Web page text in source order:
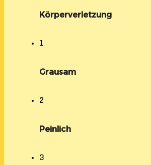
Körperverletzung
1
Grausam
2
Peinlich
3